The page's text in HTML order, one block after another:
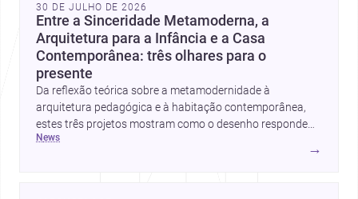
30 DE JULHO DE 2026
Entre a Sinceridade Metamoderna, a
Arquitetura para a Infância e a Casa
Contemporânea: três olhares para o
presente
Da reflexão teórica sobre a metamodernidade à
arquitetura pedagógica e à habitação contemporânea,
estes três projetos mostram como o desenho responde
hoje a emoção, uso e contexto. Para arquitetos, são
pistas valiosas sobre como criar espaços mais humanos,
news
→